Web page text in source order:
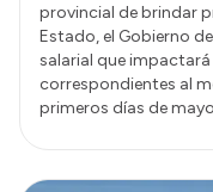
Intranet
Login
provincial de brindar
Estado, el Gobierno
salarial que
correspondientes al
primeros días de